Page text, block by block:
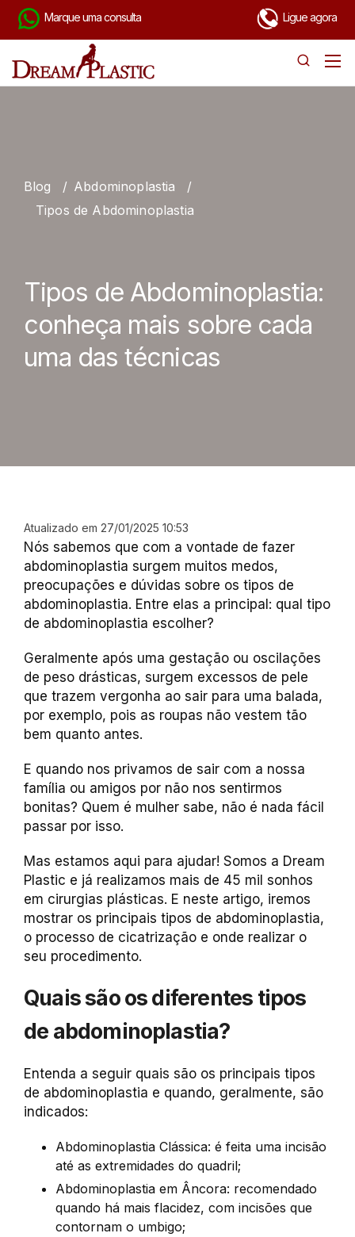
Marque uma consulta Ligue agora
Blog / Abdominoplastia
/
Tipos de Abdominoplastia
Tipos de Abdominoplastia:
conheça mais sobre cada
uma das técnicas
Atualizado em 27/01/2025 10:53
Nós sabemos que com a vontade de fazer
abdominoplastia surgem muitos medos,
preocupações e dúvidas sobre os tipos de
abdominoplastia. Entre elas a principal: qual tipo
de abdominoplastia escolher?
Geralmente após uma gestação ou oscilações
de peso drásticas, surgem excessos de pele
que trazem vergonha ao sair para uma balada,
por exemplo, pois as roupas não vestem tão
bem quanto antes.
E quando nos privamos de sair com a nossa
família ou amigos por não nos sentirmos
bonitas? Quem é mulher sabe, não é nada fácil
passar por isso.
Mas estamos aqui para ajudar! Somos a Dream
Plastic e já realizamos mais de 45 mil sonhos
em cirurgias plásticas. E neste artigo, iremos
mostrar os principais tipos de abdominoplastia,
o processo de cicatrização e onde realizar o
seu procedimento.
Quais são os diferentes tipos
de abdominoplastia?
Entenda a seguir quais são os principais tipos
de abdominoplastia e quando, geralmente, são
indicados:
Abdominoplastia Clássica: é feita uma incisão
até as extremidades do quadril;
Abdominoplastia em Âncora: recomendado
quando há mais flacidez, com incisões que
contornam o umbigo;